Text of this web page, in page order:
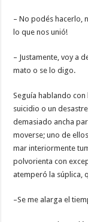
– No podés hacerlo,
lo que nos unió!
– Justamente, voy a
mato o se lo digo.
Seguía hablando
suicidio o un
demasiado ancha
moverse; uno de
mar interiormente
polvorienta con
atemperó la súplica,
–Se me alarga el